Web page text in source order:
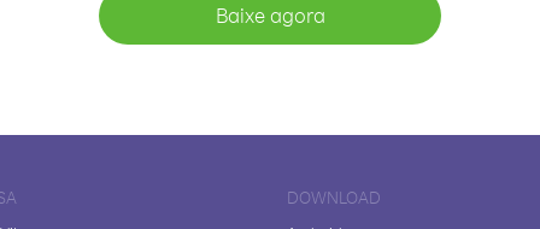
Baixe agora
DOWNLOAD